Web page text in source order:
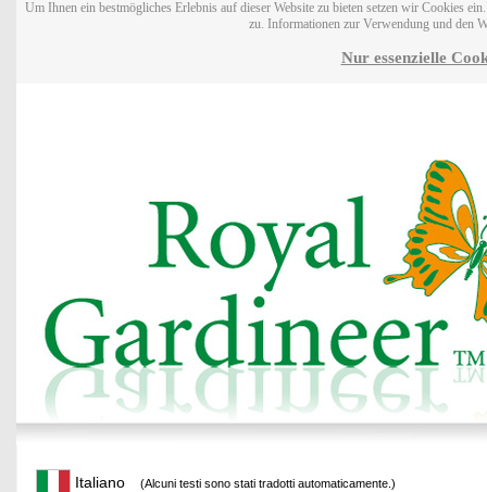
Um Ihnen ein bestmögliches Erlebnis auf dieser Website zu bieten setzen wir Cookies
zu. Informationen zur Verwendung und den
Nur essenzielle
Italiano (Alcuni testi sono stati tradotti automaticamente.)